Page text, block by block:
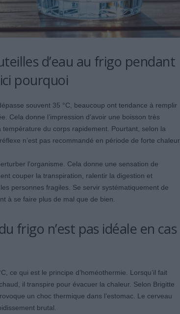
d’eau au frigo pendant
pourquoi
souvent 35 °C, beaucoup ont tendance à remplir
Cela donne l’impression d’avoir une boisson très
du corps rapidement. Pourtant, selon la
n’est pas recommandé en période de forte chaleur.
l’organisme. Cela donne une sensation de
couper la transpiration, ralentir la digestion et
personnes fragiles. Se servir systématiquement de
à se faire plus de mal que de bien.
frigo n’est pas idéale en cas
ce qui est le principe d’homéothermie. Lorsqu’il fait
il transpire pour évacuer la chaleur. Selon Brigitte
un choc thermique dans l’estomac. Le cerveau
brutal.